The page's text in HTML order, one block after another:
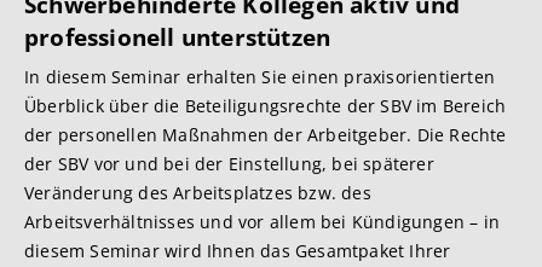
professionell unterstützen
In diesem Seminar erhalten Sie einen praxisorientierten
Überblick über die Beteiligungsrechte der SBV im Bereich
der personellen Maßnahmen der Arbeitgeber. Die Rechte
der SBV vor und bei der Einstellung, bei späterer
Veränderung des Arbeitsplatzes bzw. des
Arbeitsverhältnisses und vor allem bei Kündigungen – in
diesem Seminar wird Ihnen das Gesamtpaket Ihrer